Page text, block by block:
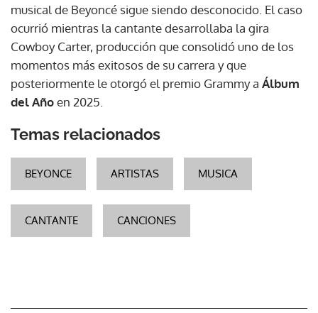
musical de Beyoncé sigue siendo desconocido. El caso
ocurrió mientras la cantante desarrollaba la gira
Cowboy Carter, producción que consolidó uno de los
momentos más exitosos de su carrera y que
posteriormente le otorgó el premio Grammy a Álbum
del Añoen 2025.
Temas relacionados
BEYONCE ARTISTAS MUSICA
CANTANTE CANCIONES